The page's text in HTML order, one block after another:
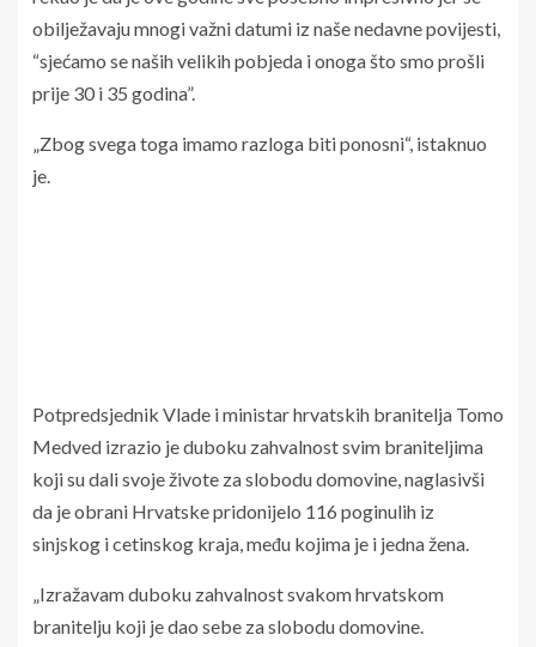
obilježavaju mnogi važni datumi iz naše nedavne povijesti,
“sjećamo se naših velikih pobjeda i onoga što smo prošli
prije 30 i 35 godina”.
„Zbog svega toga imamo razloga biti ponosni“, istaknuo
je.
Potpredsjednik Vlade i ministar hrvatskih branitelja Tomo
Medved izrazio je duboku zahvalnost svim braniteljima
koji su dali svoje živote za slobodu domovine, naglasivši
da je obrani Hrvatske pridonijelo 116 poginulih iz
sinjskog i cetinskog kraja, među kojima je i jedna žena.
„Izražavam duboku zahvalnost svakom hrvatskom
branitelju koji je dao sebe za slobodu domovine.